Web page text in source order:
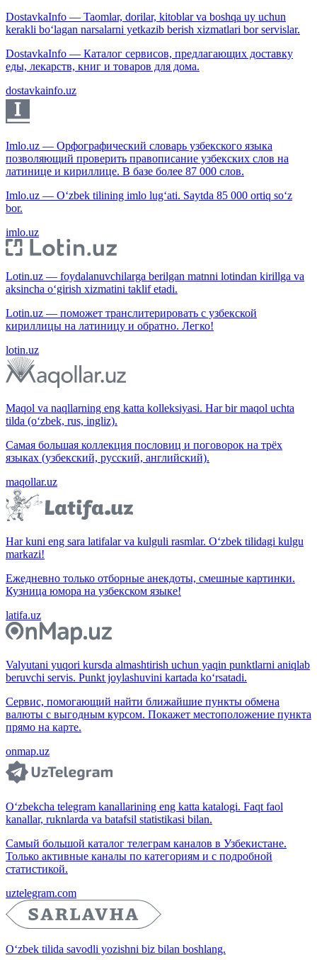
DostavkaInfo — Taomlar, dorilar, kitoblar va boshqa uy uchun
kerakli bo‘lagan narsalarni yetkazib berish xizmatlari bor servislar.
DostavkaInfo — Каталог сервисов, предлагающих доставку
еды, лекарств, книг и товаров для дома.
dostavkainfo.uz
Imlo.uz — Орфографический словарь узбекского языка
позволяющий проверить правописание узбекских слов на
латинице и кириллице. В базе более 87 000 слов.
Imlo.uz — O‘zbek tilining imlo lug‘ati. Saytda 85 000 ortiq so‘z
bor.
imlo.uz
Lotin.uz — foydalanuvchilarga berilgan matnni lotindan kirillga va
aksincha o‘girish xizmatini taklif etadi.
Lotin.uz — поможет транслитерировать с узбекской
кириллицы на латиницу и обратно. Легко!
lotin.uz
Maqol va naqllarning eng katta kolleksiyasi. Har bir maqol uchta
tilda (o‘zbek, rus, ingliz).
Самая большая коллекция пословиц и поговорок на трёх
языках (узбекский, русский, английский).
maqollar.uz
Har kuni eng sara latifalar va kulguli rasmlar. O‘zbek tilidagi kulgu
markazi!
Ежедневно только отборные анекдоты, смешные картинки.
Кузница юмора на узбекском языке!
latifa.uz
Valyutani yuqori kursda almashtirish uchun yaqin punktlarni aniqlab
beruvchi servis. Punkt joylashuvini kartada ko‘rsatadi.
Сервис, помогающий найти ближайшие пункты обмена
валюты с выгодным курсом. Покажет местоположение пункта
прямо на карте.
onmap.uz
O‘zbekcha telegram kanallarining eng katta katalogi. Faqt faol
kanallar, ruknlarda va batafsil statistikasi bilan.
Самый большой каталог телеграм каналов в Узбекистане.
Только активные каналы по категориям и с подробной
статистикой.
uztelegram.com
O‘zbek tilida savodli yozishni biz bilan boshlang.